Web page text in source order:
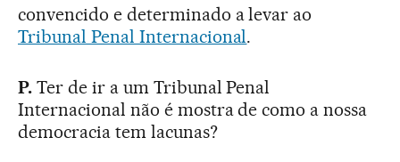
convencido e determinado a levar ao
Tribunal Penal Internacional.
P. Ter de ir a um Tribunal Penal
Internacional não é mostra de como a nossa
democracia tem lacunas?